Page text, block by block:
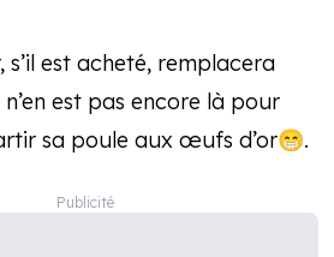
s’il est acheté, remplacera
n’en est pas encore là pour
sa poule aux œufs d’or😁.